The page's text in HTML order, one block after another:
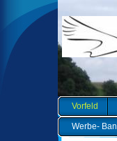
Vorfeld
Werbe-